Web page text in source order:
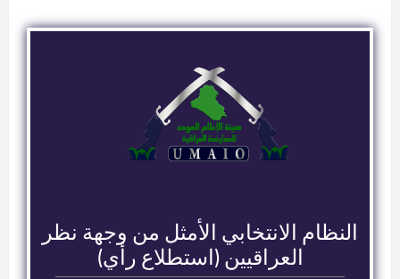
النظام الانتخابي الأمثل من وجهة نظر
العراقيين (استطلاع رأي)